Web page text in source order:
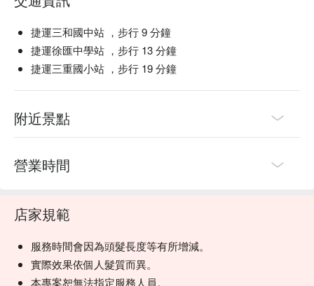
捷運三和國中站 ，步行 9 分鐘
捷運徐匯中學站 ，步行 13 分鐘
捷運三重國小站 ，步行 19 分鐘
附近景點
營業時間
店家規範
服務時間會因為頭髮長度等有所增減。
實際效果依個人髮質而異。
本專案恕無法指定服務人員。